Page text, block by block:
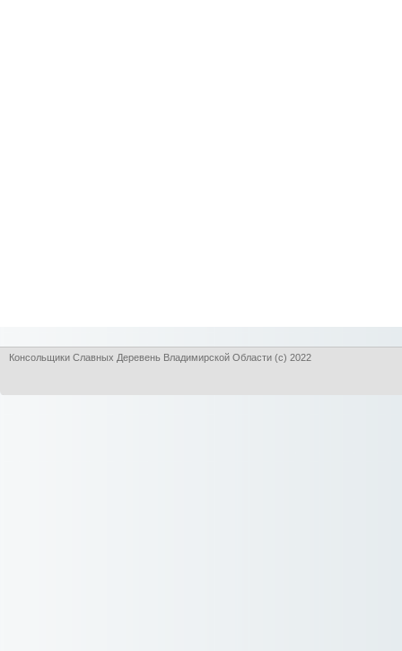
Консольщики Славных Деревень Владимирской Области (с) 2022